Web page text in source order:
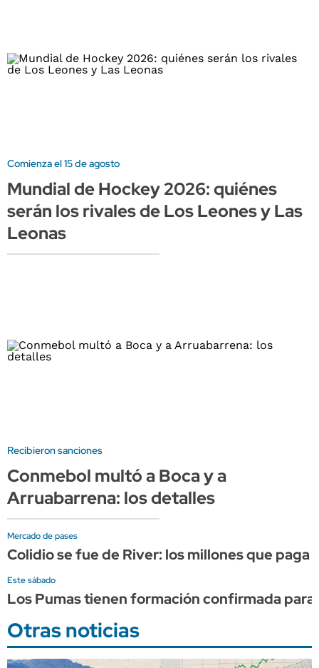
Comienza el 15 de agosto
Mundial de Hockey 2026: quiénes
serán los rivales de Los Leones y Las
Leonas
Recibieron sanciones
Conmebol multó a Boca y a
Arruabarrena: los detalles
Mercado de pases
Colidio se fue de River: los millones que paga
Este sábado
Los Pumas tienen formación confirmada
Otras noticias